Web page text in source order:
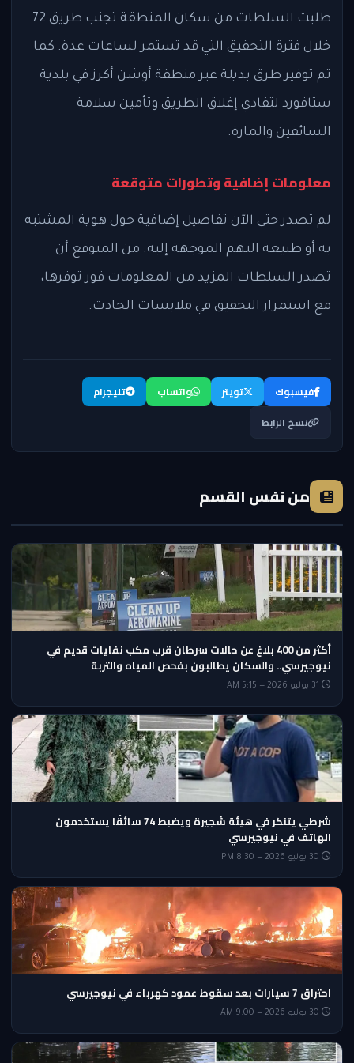
طلبت السلطات من سكان المنطقة تجنب طريق 72
خلال فترة التحقيق التي قد تستمر لساعات عدة. كما
تم توفير طرق بديلة عبر منطقة أوشن أكرز في بلدية
ستافورد لتفادي إغلاق الطريق وتأمين سلامة
السائقين والمارة.
معلومات إضافية وتطورات متوقعة
لم تصدر حتى الآن تفاصيل إضافية حول هوية المشتبه
به أو طبيعة التهم الموجهة إليه. من المتوقع أن
تصدر السلطات المزيد من المعلومات فور توفرها،
مع استمرار التحقيق في ملابسات الحادث.
فيسبوك تويتر واتساب
تليجرام
نسخ الرابط
من نفس القسم
أكثر من 400 بلاغ عن حالات سرطان قرب مكب نفايات قديم في
نيوجيرسي.. والسكان يطالبون بفحص المياه والتربة
شرطي يتنكر في هيئة شجيرة ويضبط 74 سائقًا يستخدمون
الهاتف في نيوجيرسي
احتراق 7 سيارات بعد سقوط عمود كهرباء في نيوجيرسي